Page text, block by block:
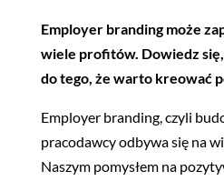
Employer branding może
wiele profitów. Dowiedz
do tego, że warto kreować
Employer branding, czyli
pracodawcy odbywa się na
Naszym pomysłem na